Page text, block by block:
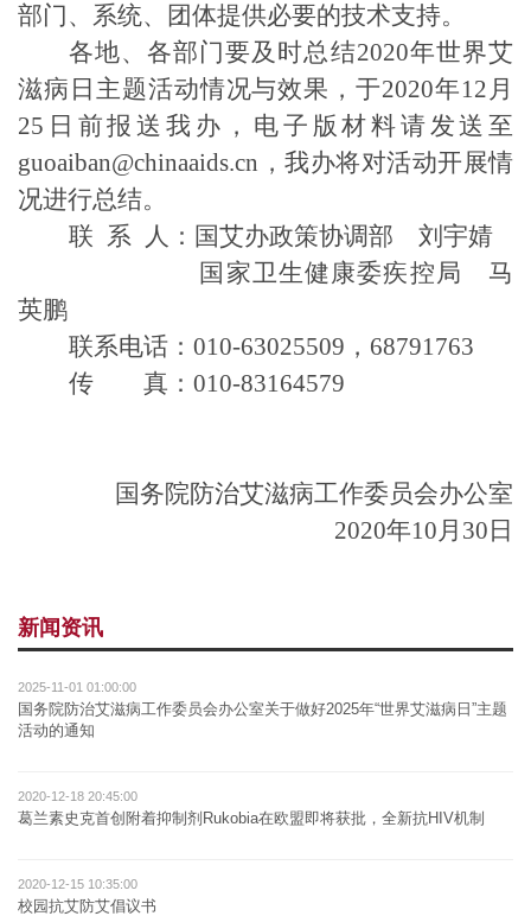
部门、系统、团体提供必要的技术支持。
各地、各部门要及时总结2020年世界艾
滋病日主题活动情况与效果，于2020年12 月
25 日前报送我办，电子版材料请发送至
guoaiban@chinaaids.cn ， 我办将对活动开展情
况进行总结。
联 系 人：国艾办政策协调部 刘宇婧
国家卫生健康委疾控局 马
英鹏
联系电话： 010-63025509 ， 68791763
传 真： 010-83164579
国务院防治艾滋病工作委员会办公室
2020年10月 30 日
新闻资讯
2025-11-01 01:00:00
国务院防治艾滋病工作委员会办公室关于做好2025年“世界艾滋病日”主题
活动的通知
2020-12-18 20:45:00
葛兰素史克首创附着抑制剂Rukobia在欧盟即将获批，全新抗HIV机制
2020-12-15 10:35:00
校园抗艾防艾倡议书